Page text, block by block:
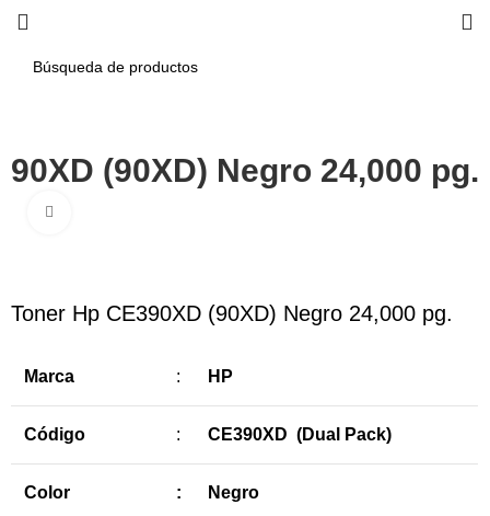
(90XD) Negro 24,000 pg.
Toner Hp CE390XD (90XD) Negro 24,000 pg.
Marca : HP
Código : CE390XD (Dual Pack)
Color : Negro